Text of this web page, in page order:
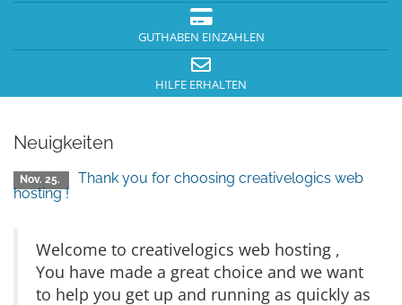
GUTHABEN EINZAHLEN
HILFE ERHALTEN
Neuigkeiten
Nov. 25.
Thank you for choosing creativelogics web
hosting !
Welcome to creativelogics web hosting ,
You have made a great choice and we want
to help you get up and running as quickly as